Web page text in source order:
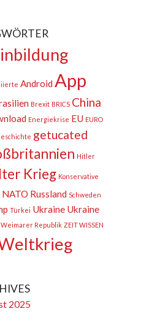
Android App
Brexit BRICS China
Energiekrise EU EURO
getucated
Hitler
Krieg Konservative
NATO Russland Schweden
Türkei Ukraine Ukraine
Weimarer Republik ZEIT WISSEN
2025